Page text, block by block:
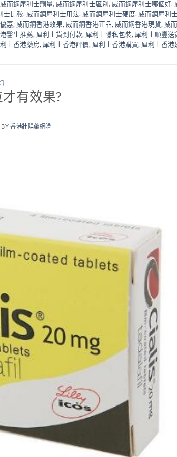
威而鋼犀利士劑量, 威而鋼犀利士區別, 威而鋼犀利士哪個好,
士比較, 威而鋼犀利士用法, 威而鋼犀利士硬度, 威而鋼犀利
惠, 威而鋼香港效果, 威而鋼香港正品, 威而鋼香港現貨, 威
醫生推薦, 犀利士貨到付款, 犀利士隱私包裝, 犀利士順豐送
士香港藥房, 犀利士香港評價, 犀利士香港購買, 犀利士香港
有效果?
BY香港壯陽藥網購